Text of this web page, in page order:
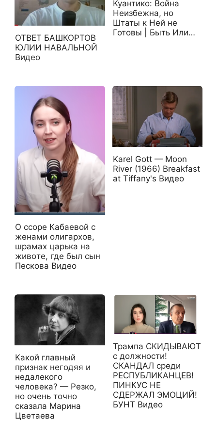
ОТВЕТ БАШКОРТОВ
ЮЛИИ НАВАЛЬНОЙ
Видео
Куантико: Война
Неизбежна, но
Штаты к Ней не
Готовы | Быть Или…
О ссоре Кабаевой с
женами олигархов,
шрамах царька на
живoтe, где был сын
Пескова Видео
Karel Gott — Moon
River (1966) Breakfast
at Tiffany's Видео
Какой главный
признак негодяя и
недалекого
человека? — Резко,
но очень точно
сказала Марина
Цветаева
Трампа СКИДЫВАЮТ
с должности!
СКАНДАЛ среди
РЕСПУБЛИКАНЦЕВ!
ПИНКУС НЕ
СДЕРЖАЛ ЭМОЦИЙ!
БУНТ Видео